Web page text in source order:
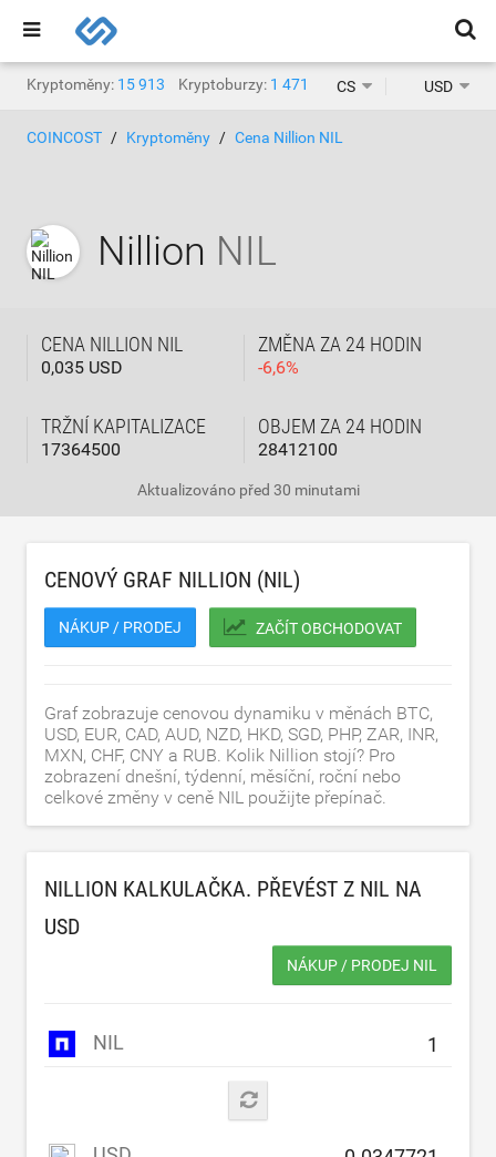
Kryptoměny: 15 913 Kryptoburzy: 1 471 CS USD
COINCOST Kryptoměny Cena Nillion NIL
Nillion NIL
CENA NILLION NIL
0,035 USD
ZMĚNA ZA 24 HODIN
-6,6%
TRŽNÍ KAPITALIZACE
17364500
OBJEM ZA 24 HODIN
28412100
Aktualizováno před 30 minutami
CENOVÝ GRAF NILLION (NIL)
NÁKUP / PRODEJ ZAČÍT OBCHODOVAT
Graf zobrazuje cenovou dynamiku v měnách BTC,
USD, EUR, CAD, AUD, NZD, HKD, SGD, PHP, ZAR, INR,
MXN, CHF, CNY a RUB. Kolik Nillion stojí? Pro
zobrazení dnešní, týdenní, měsíční, roční nebo
celkové změny v ceně NIL použijte přepínač.
NILLION KALKULAČKA. PŘEVÉST Z NIL NA
USD
NÁKUP / PRODEJ NIL
NIL